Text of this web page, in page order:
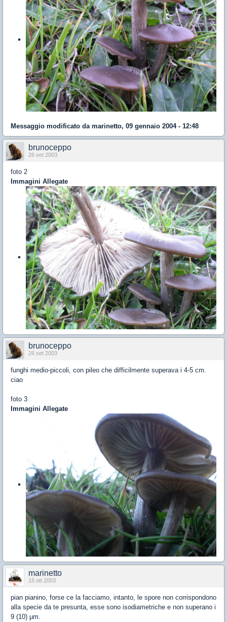
Messaggio modificato da marinetto, 09 gennaio 2004 - 12:48
brunoceppo
26 set 2003
foto 2
Immagini Allegate
brunoceppo
26 set 2003
funghi medio-piccoli, con pileo che difficilmente superava i 4-5 cm.
ciao
foto 3
Immagini Allegate
marinetto
15 ott 2003
pian pianino, forse ce la facciamo, intanto, le spore non corrispondono
alla specie da te presunta, esse sono isodiametriche e non superano i
9 (10) µm.